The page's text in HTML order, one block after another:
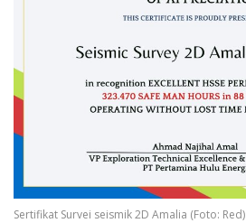
Sertifikat Survei seismik 2D Amalia (Foto: Red)